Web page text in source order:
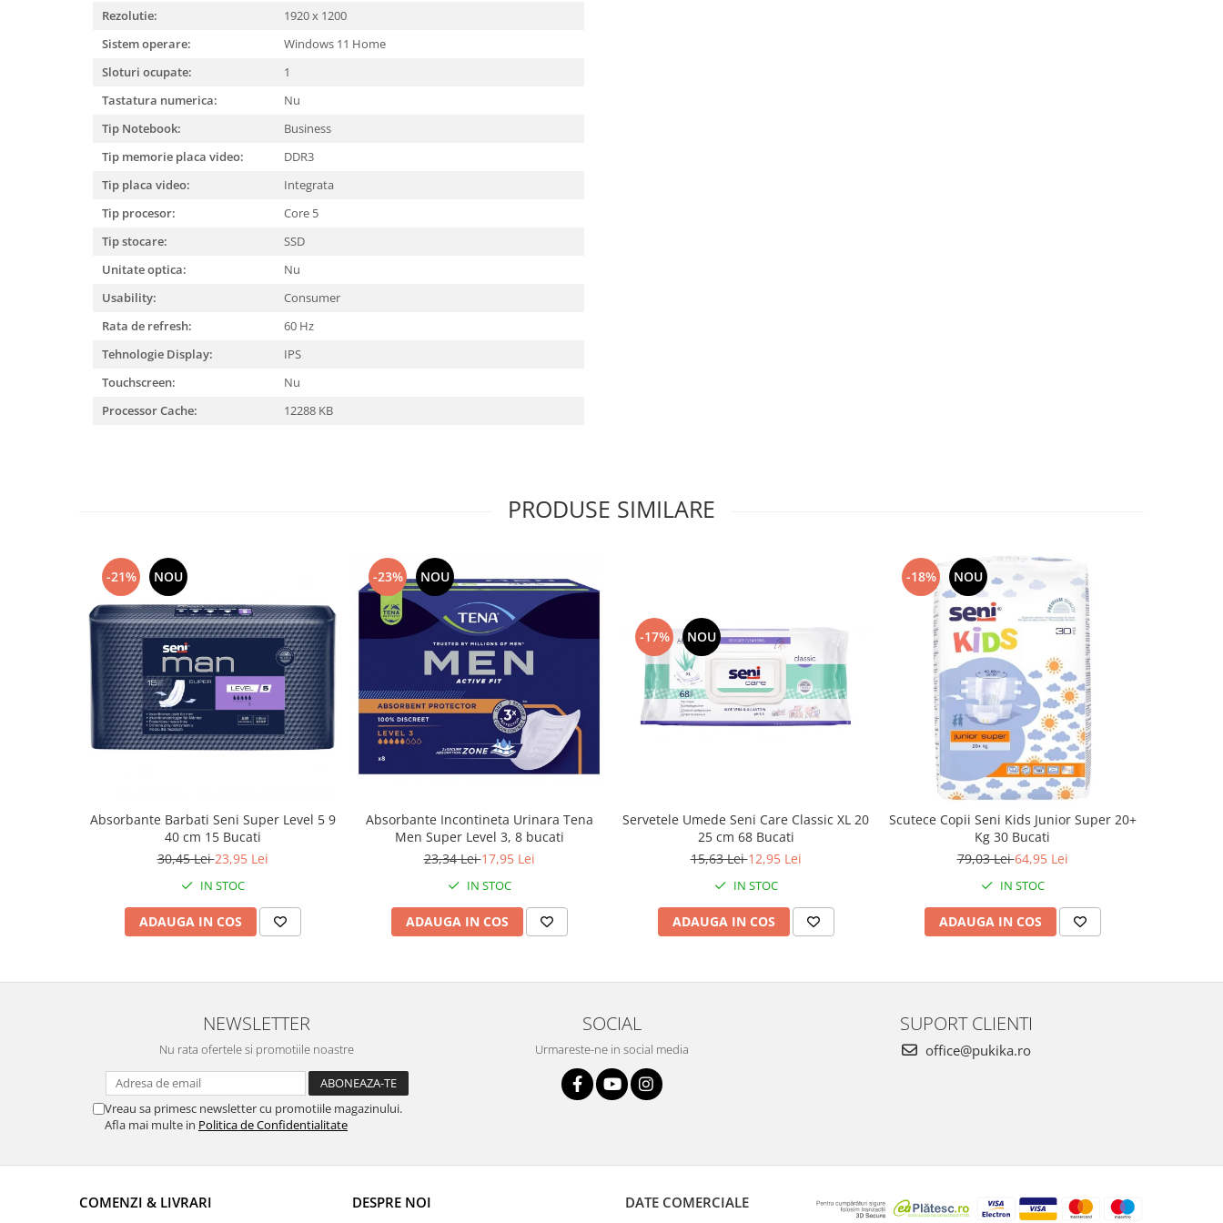
Rezolutie:
1920 x 1200
Sistem operare:
Windows 11 Home
Sloturi ocupate:
1
Tastatura numerica:
Nu
Tip Notebook:
Business
Tip memorie placa video:
DDR3
Tip placa video:
Integrata
Tip procesor:
Core 5
Tip stocare:
SSD
Unitate optica:
Nu
Usability:
Consumer
Rata de refresh:
60 Hz
Tehnologie Display:
IPS
Touchscreen:
Nu
Processor Cache:
12288 KB
PRODUSE SIMILARE
-21% NOU
Absorbante Barbati Seni Super Level 5 9
40 cm 15 Bucati
30,45 Lei23,95 Lei
IN STOC
ADAUGA IN COS
-23% NOU
Absorbante Incontineta Urinara Tena
Men Super Level 3, 8 bucati
23,34 Lei17,95 Lei
IN STOC
ADAUGA IN COS
-17% NOU
Servetele Umede Seni Care Classic XL 20
25 cm 68 Bucati
15,63 Lei12,95 Lei
IN STOC
ADAUGA IN COS
-18% NOU
Scutece Copii Seni Kids Junior Super 20+
Kg 30 Bucati
79,03 Lei64,95 Lei
IN STOC
ADAUGA IN COS
NEWSLETTER
Nu rata ofertele si promotiile noastre
Vreau sa primesc newsletter cu promotiile magazinului.
Afla mai multe in Politica de Confidentialitate
SOCIAL
Urmareste-ne in social media
SUPORT CLIENTI
office@pukika.ro
COMENZI & LIVRARI DESPRE NOI DATE COMERCIALE